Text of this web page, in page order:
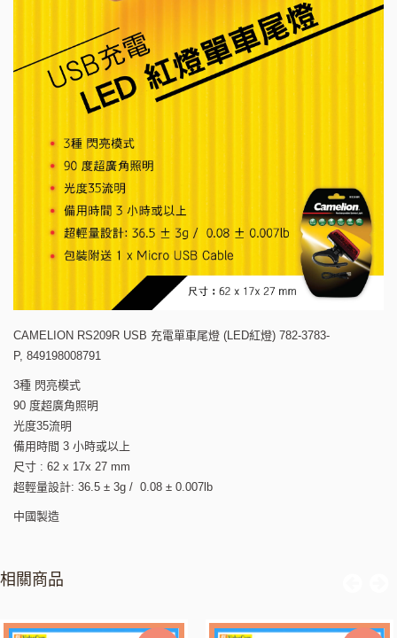
CAMELION RS209R USB 充電單車尾燈 (LED紅燈) 782-3783-
P, 849198008791
3種 閃亮模式
90 度超廣角照明
光度35流明
備用時間 3 小時或以上
尺寸 : 62 x 17x 27 mm
超輕量設計: 36.5 ± 3g / 0.08 ± 0.007lb
中國製造
相關商品